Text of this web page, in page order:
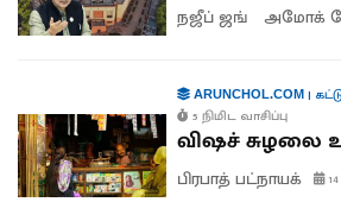
நஜீப் ஜங் அமோக்
ARUNCHOL.COM|
5 நிமிட வாசிப்பு
விஷச் சுழலை
பிரபாத் பட்நாயக்